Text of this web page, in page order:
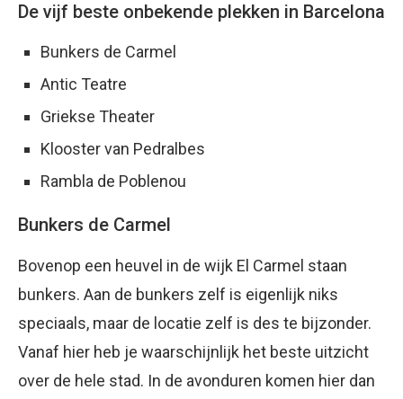
De vijf beste onbekende plekken in Barcelona
Bunkers de Carmel
Antic Teatre
Griekse Theater
Klooster van Pedralbes
Rambla de Poblenou
Bunkers de Carmel
Bovenop een heuvel in de wijk El Carmel staan
bunkers. Aan de bunkers zelf is eigenlijk niks
speciaals, maar de locatie zelf is des te bijzonder.
Vanaf hier heb je waarschijnlijk het beste uitzicht
over de hele stad. In de avonduren komen hier dan